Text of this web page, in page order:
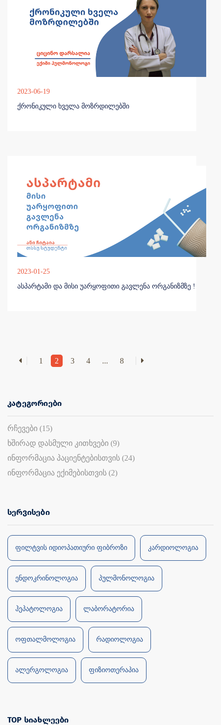
2023-06-19
ქრონიკული ხველა მოზრდილებში
2023-01-25
ასპარტამი და მისი უარყოფითი გავლენა ორგანიზმზე !
1 2 3 4 ... 8
კატეგორიები
რჩევები (15)
ხშირად დასმული კითხვები (9)
ინფორმაცია პაციენტებისთვის (24)
ინფორმაცია ექიმებისთვის (2)
სერვისები
ფილტვის იდიოპათიური ფიბროზი კარდიოლოგია
ენდოკრინოლოგია პულმონოლოგია
ჰეპატოლოგია ლაბორატორია
ოფთალმოლოგია რადიოლოგია
ალერგოლოგია ფიზიოთერაპია
TOP სიახლეები